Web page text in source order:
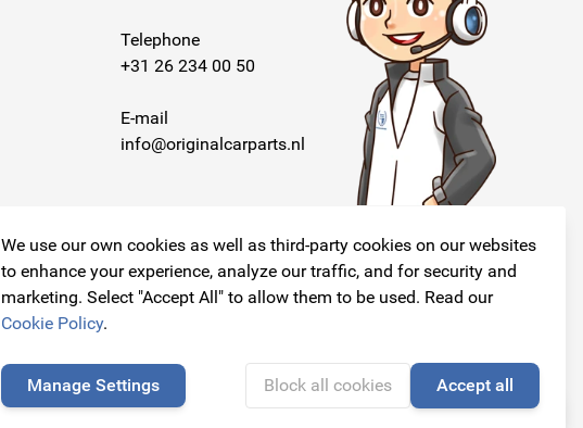
We use our own cookies as well as third-party cookies on our websites
to enhance your experience, analyze our traffic, and for security and
marketing. Select "Accept All" to allow them to be used. Read our
Cookie Policy.
Manage Settings Block all cookies Accept all
Telephone
+31 26 234 00 50
E-mail
info@originalcarparts.nl
Follow us!
🍪